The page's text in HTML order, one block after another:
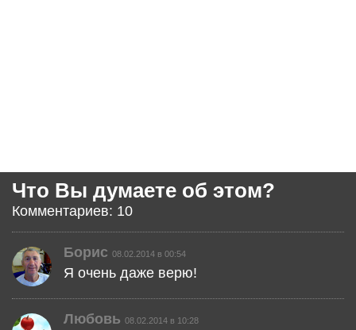
Что Вы думаете об этом?
Комментариев: 10
Борис 08.02.2014 в 00:54
Я очень даже верю!
Любовь 08.02.2014 в 10:28